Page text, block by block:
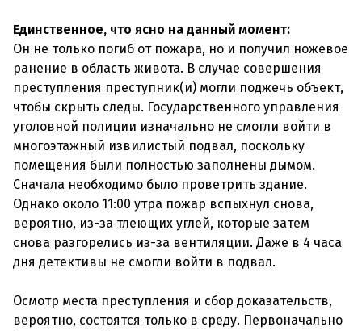
Единственное, что ясно на данный момент:
Он не только погиб от пожара, но и получил ножевое
ранение в область живота. В случае совершения
преступления преступник(и) могли поджечь объект,
чтобы скрыть следы. Государственного управления
уголовной полиции изначально не смогли войти в
многоэтажный извилистый подвал, поскольку
помещения были полностью заполнены дымом.
Сначала необходимо было проветрить здание.
Однако около 11:00 утра пожар вспыхнул снова,
вероятно, из-за тлеющих углей, которые затем
снова разгорелись из-за вентиляции. Даже в 4 часа
дня детективы не смогли войти в подвал.
Осмотр места преступления и сбор доказательств,
вероятно, состоятся только в среду. Первоначально